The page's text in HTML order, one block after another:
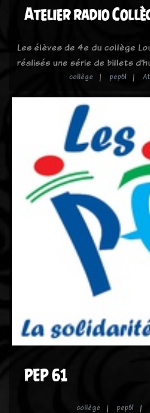
Atelier radio
Les élèves de 4e du collège
réalisés une série de billets
collège pep61
PEP 61
collège pep61